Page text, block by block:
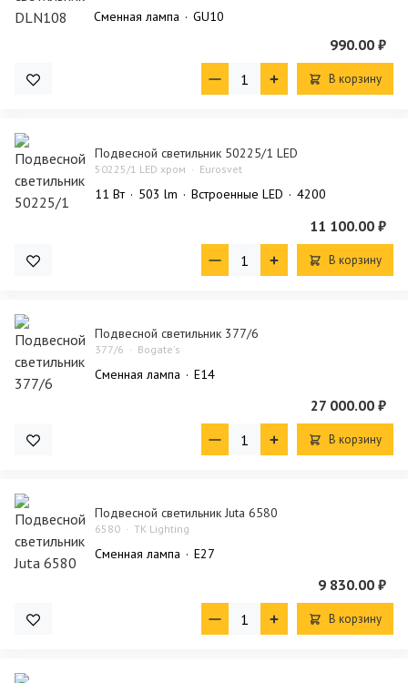
Сменная лампа GU10
990.00 ₽
В корзину
Подвесной светильник 50225/1 LED
50225/1 LED хром Eurosvet
11 Bт 503 lm Встроенные LED 4200
11 100.00 ₽
В корзину
Подвесной светильник 377/6
377/6 Bogate's
Сменная лампа E14
27 000.00 ₽
В корзину
Подвесной светильник Juta 6580
6580 TK Lighting
Сменная лампа E27
9 830.00 ₽
В корзину